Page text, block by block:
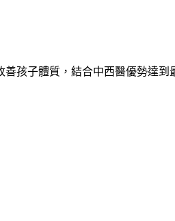
孩子體質，結合中西醫優勢達到